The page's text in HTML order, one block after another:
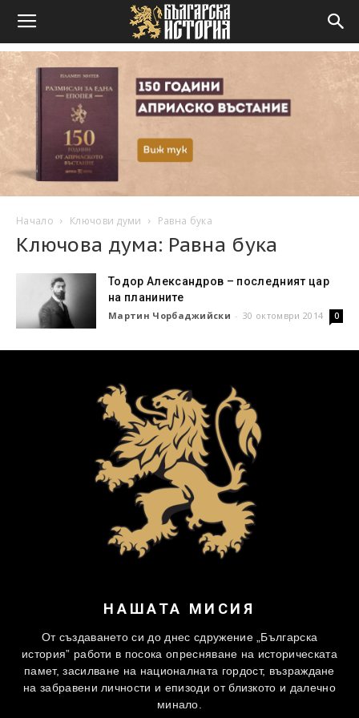
Начало Ключови думи Равна бука
Ключова дума: Равна бука
Тодор Александров – последният цар
на планините
Мартин Чорбаджийски - 30 октомври 2014 0
НАШАТА МИСИЯ
От създаването си до днес сдружение „Българска
история” работи в посока опресняване на историческата
памет, засилване на националната гордост, възраждане
на забравени личности и епизоди от близкото и далечно
минало.